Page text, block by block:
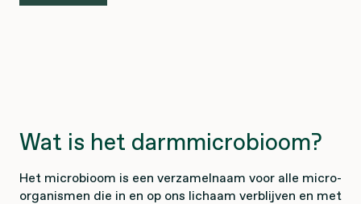
Wat is het darmmicrobioom?
Het microbioom is een verzamelnaam voor alle micro-
organismen die in en op ons lichaam verblijven en met